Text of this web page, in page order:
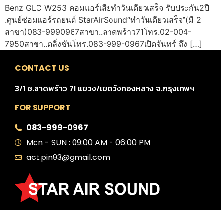
Benz GLC W253 คอมแอร์เสียทำวันเดียวเสร็จ รับประกัน2ปี
.ศูนย์ซ่อมแอร์รถยนต์ StarAirSound“ทำวันเดียวเสร็จ”(มี 2
สาขา)083-9990967สาขา..ลาดพร้าว71โทร.02-004-
7950สาขา..ตลิ่งชันโทร.083-999-0967เปิดจันทร์ ถึง […]
CONTACT US
3/1 ซ.ลาดพร้าว 71 แขวง/เขตวังทองหลาง จ.กรุงเทพฯ
FOR SUPPORT
083-999-0967
Mon - SUN : 09:00 AM - 06:00 PM
act.pin93@gmail.com